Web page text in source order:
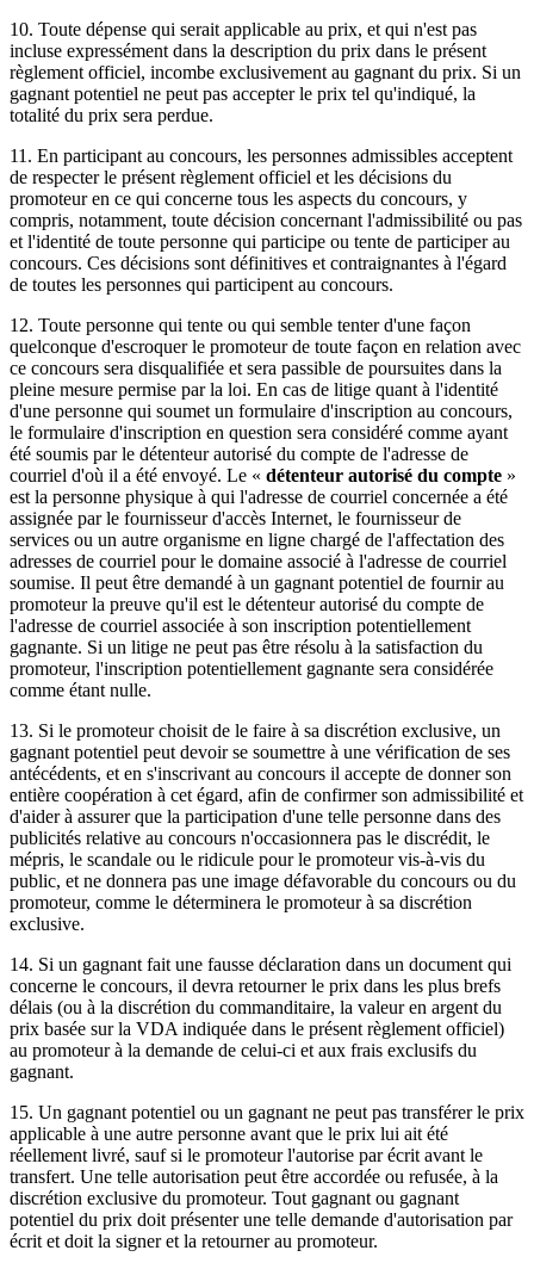
10. Toute dépense qui serait applicable au prix, et qui n'est pas
incluse expressément dans la description du prix dans le présent
règlement officiel, incombe exclusivement au gagnant du prix. Si un
gagnant potentiel ne peut pas accepter le prix tel qu'indiqué, la
totalité du prix sera perdue.
11. En participant au concours, les personnes admissibles acceptent
de respecter le présent règlement officiel et les décisions du
promoteur en ce qui concerne tous les aspects du concours, y
compris, notamment, toute décision concernant l'admissibilité ou pas
et l'identité de toute personne qui participe ou tente de participer au
concours. Ces décisions sont définitives et contraignantes à l'égard
de toutes les personnes qui participent au concours.
12. Toute personne qui tente ou qui semble tenter d'une façon
quelconque d'escroquer le promoteur de toute façon en relation avec
ce concours sera disqualifiée et sera passible de poursuites dans la
pleine mesure permise par la loi. En cas de litige quant à l'identité
d'une personne qui soumet un formulaire d'inscription au concours,
le formulaire d'inscription en question sera considéré comme ayant
été soumis par le détenteur autorisé du compte de l'adresse de
courriel d'où il a été envoyé. Le « détenteur autorisé du compte »
est la personne physique à qui l'adresse de courriel concernée a été
assignée par le fournisseur d'accès Internet, le fournisseur de
services ou un autre organisme en ligne chargé de l'affectation des
adresses de courriel pour le domaine associé à l'adresse de courriel
soumise. Il peut être demandé à un gagnant potentiel de fournir au
promoteur la preuve qu'il est le détenteur autorisé du compte de
l'adresse de courriel associée à son inscription potentiellement
gagnante. Si un litige ne peut pas être résolu à la satisfaction du
promoteur, l'inscription potentiellement gagnante sera considérée
comme étant nulle.
13. Si le promoteur choisit de le faire à sa discrétion exclusive, un
gagnant potentiel peut devoir se soumettre à une vérification de ses
antécédents, et en s'inscrivant au concours il accepte de donner son
entière coopération à cet égard, afin de confirmer son admissibilité et
d'aider à assurer que la participation d'une telle personne dans des
publicités relative au concours n'occasionnera pas le discrédit, le
mépris, le scandale ou le ridicule pour le promoteur vis-à-vis du
public, et ne donnera pas une image défavorable du concours ou du
promoteur, comme le déterminera le promoteur à sa discrétion
exclusive.
14. Si un gagnant fait une fausse déclaration dans un document qui
concerne le concours, il devra retourner le prix dans les plus brefs
délais (ou à la discrétion du commanditaire, la valeur en argent du
prix basée sur la VDA indiquée dans le présent règlement officiel)
au promoteur à la demande de celui-ci et aux frais exclusifs du
gagnant.
15. Un gagnant potentiel ou un gagnant ne peut pas transférer le prix
applicable à une autre personne avant que le prix lui ait été
réellement livré, sauf si le promoteur l'autorise par écrit avant le
transfert. Une telle autorisation peut être accordée ou refusée, à la
discrétion exclusive du promoteur. Tout gagnant ou gagnant
potentiel du prix doit présenter une telle demande d'autorisation par
écrit et doit la signer et la retourner au promoteur.